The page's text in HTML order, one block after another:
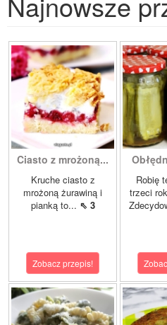
Ciasto z mrożoną...
Kruche ciasto z
mrożoną żurawiną i
pianką to... ⇖ 3
Zobacz przepis!
Robię
trzeci